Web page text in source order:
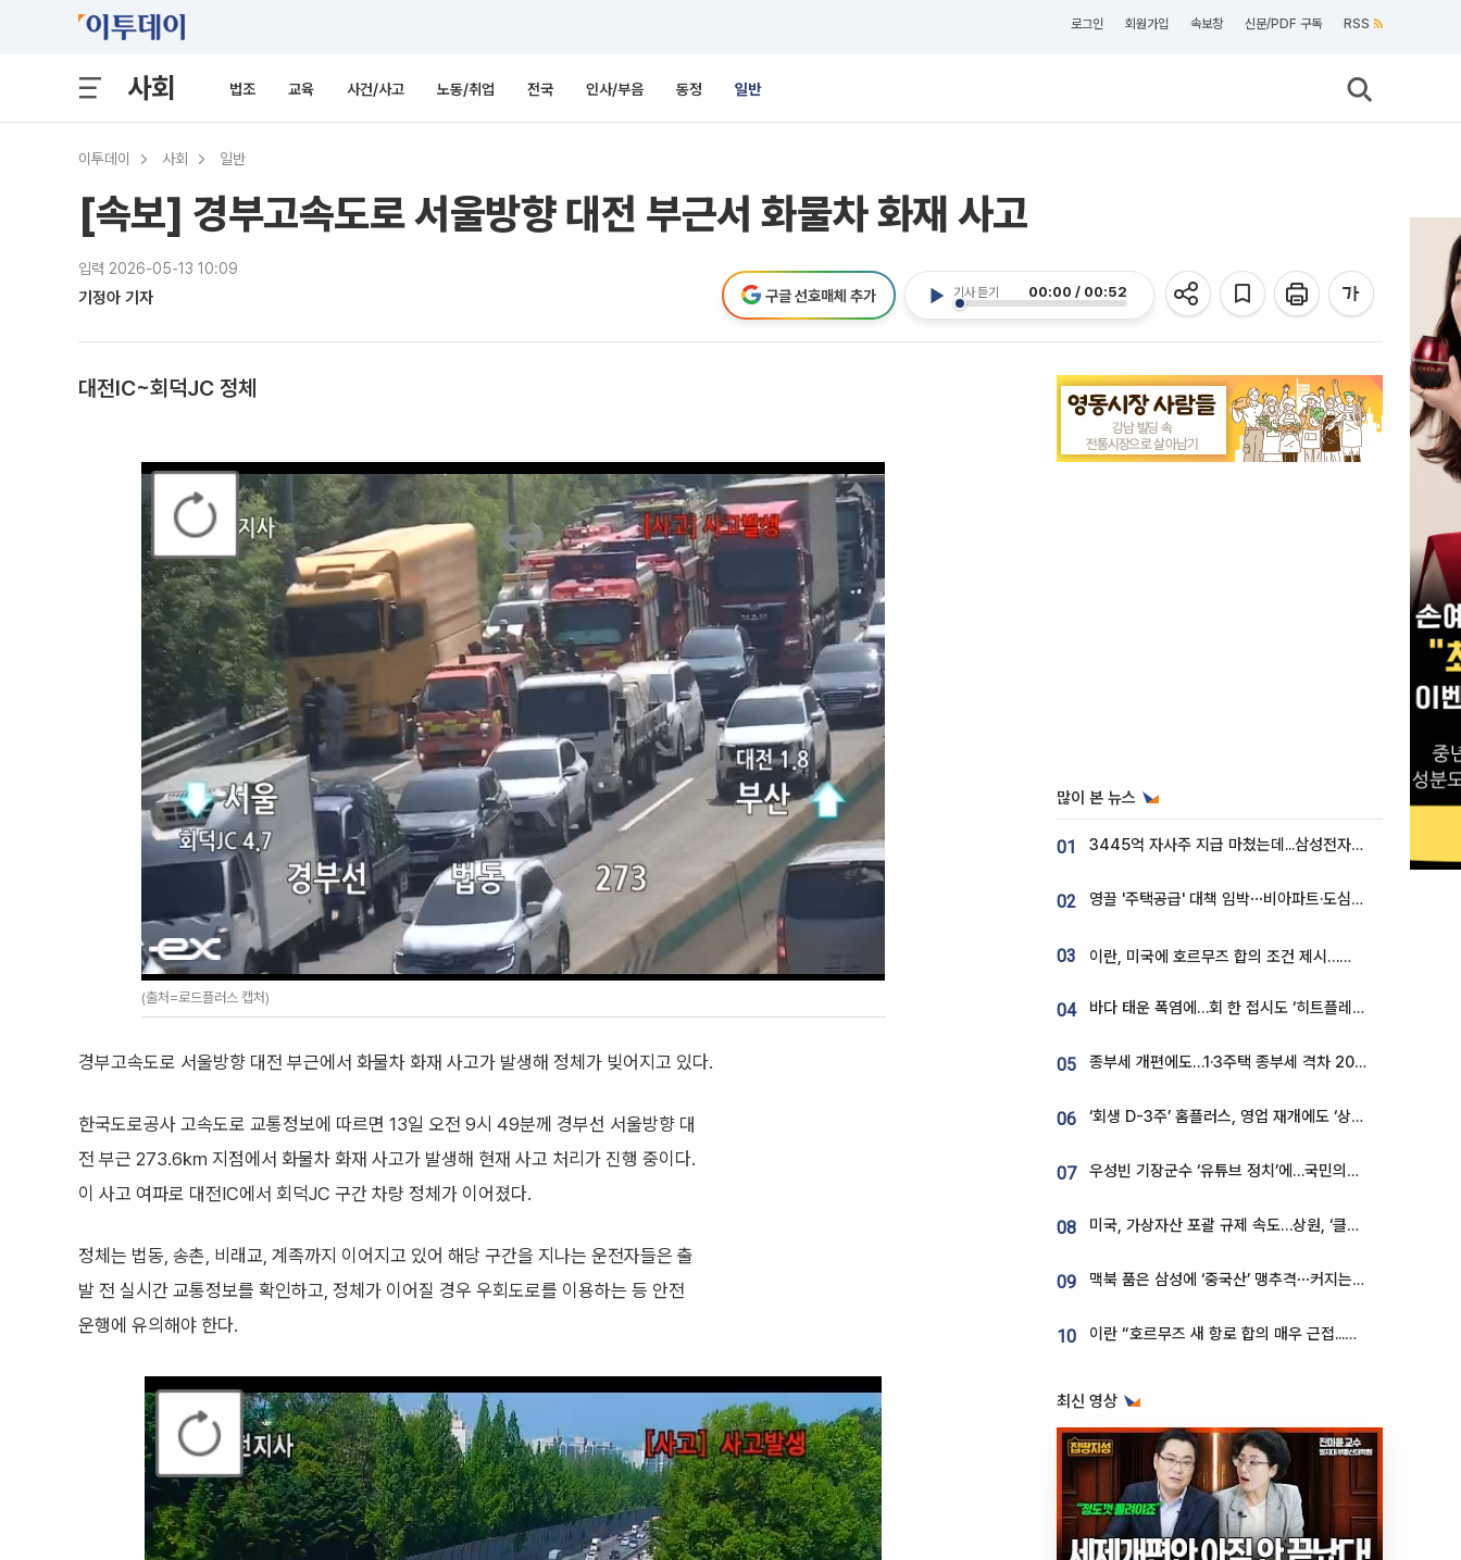
로그인 회원가입 속보창 신문/PDF 구독 RSS
사회 법조 교육 사건/사고 노동/취업 전국 인사/부음 동정 일반
이투데이 사회 일반
[속보] 경부고속도로 서울방향 대전 부근서 화물차 화재 사고
입력 2026-05-13 10:09
기정아 기자 기사 듣기 00:00 / 00:52
구글 선호매체 추가
대전IC~회덕JC 정체
(출처=로드플러스 캡처)
경부고속도로 서울방향 대전 부근에서 화물차 화재 사고가 발생해 정체가 빚어지고 있다.
한국도로공사 고속도로 교통정보에 따르면 13일 오전 9시 49분께 경부선 서울방향 대
전 부근 273.6㎞ 지점에서 화물차 화재 사고가 발생해 현재 사고 처리가 진행 중이다.
이 사고 여파로 대전IC에서 회덕JC 구간 차량 정체가 이어졌다.
정체는 법동, 송촌, 비래교, 계족까지 이어지고 있어 해당 구간을 지나는 운전자들은 출
발 전 실시간 교통정보를 확인하고, 정체가 이어질 경우 우회도로를 이용하는 등 안전
운행에 유의해야 한다.
많이 본 뉴스
01 3445억 자사주 지급 마쳤는데...삼성전자 DX노조, 뒤늦은 '떼쓰기 집회'
02 영끌 '주택공급' 대책 임박⋯비아파트·도심복합까지 총동원
03 이란, 미국에 호르무즈 합의 조건 제시…美 “경기 아직 안 끝나” [종합]
04 바다 태운 폭염에…회 한 접시도 ‘히트플레이션’
05 종부세 개편에도…1·3주택 종부세 격차 2028년부터 확대
06 ‘회생 D-3주’ 홈플러스, 영업 재개에도 ‘상품 공급망’ 복구가 생존 관건
07 우성빈 기장군수 ‘유튜브 정치’에…국민의힘 군의원들 집단 반발
08 미국, 가상자산 포괄 규제 속도…상원, ‘클래리티법’ 9월 절차투표 추진
09 맥북 품은 삼성에 ‘중국산’ 맹추격⋯커지는 노트북 OLED 시장
10 이란 “호르무즈 새 항로 합의 매우 근접...미국 배상 먼저”
최신 영상